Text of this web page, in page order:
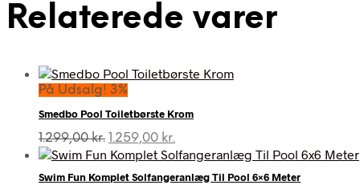
Relaterede varer
På Udsalg! 3%
Smedbo Pool Toiletbørste Krom
1.299,00kr. Den
oprindelige
var:
1.259,00 kr.
aktuelle
er:
Swim Fun Komplet Solfangeranlæg Til Pool 6×6 Meter